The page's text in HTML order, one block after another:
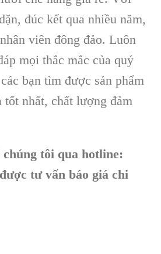
đúc kết qua nhiều năm,
viên đông đảo. Luôn
mọi thắc mắc của quý
bạn tìm được sản phẩm
tốt nhất, chất lượng đảm
tôi qua hotline:
tư vấn báo giá chi